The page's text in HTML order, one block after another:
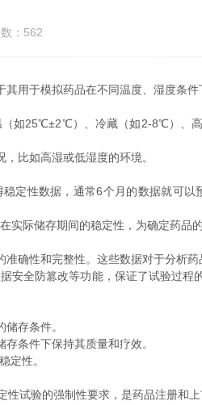
：562
于模拟药品在不同温度、湿度条件
如25℃±2℃）、冷藏（如2-8℃）、
比如高湿或低湿度的环境。
性数据，通常6个月的数据就可以
际储存期间的稳定性，为确定药品的
性和完整性。这些数据对于分析药
全防篡改等功能，保证了试验过程
存条件。
条件下保持其质量和疗效。
定性。
试验的强制性要求，是药品注册和上